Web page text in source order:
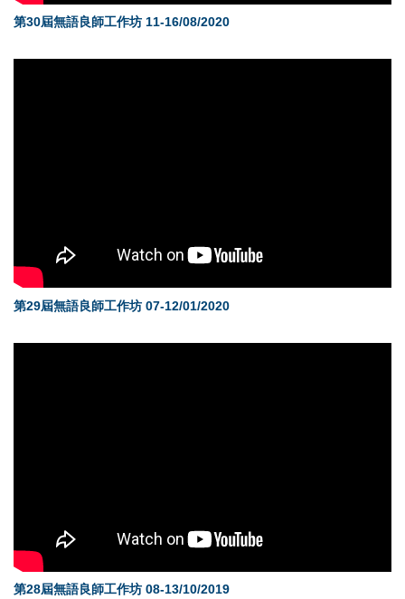
第30屆無語良師工作坊 11-16/08/2020
第29屆無語良師工作坊 07-12/01/2020
第28屆無語良師工作坊 08-13/10/2019